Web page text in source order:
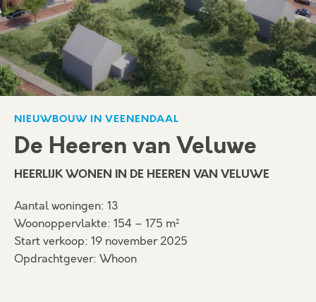
NIEUWBOUW IN VEENENDAAL
De Heeren van Veluwe
HEERLIJK WONEN IN DE HEEREN VAN VELUWE
Aantal woningen: 13
Woonoppervlakte: 154 – 175 m²
Start verkoop: 19 november 2025
Opdrachtgever: Whoon